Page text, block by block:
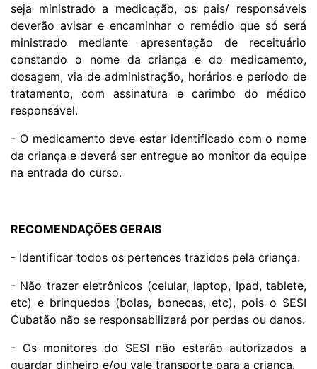
seja ministrado a medicação, os pais/ responsáveis
deverão avisar e encaminhar o remédio que só será
ministrado mediante apresentação de receituário
constando o nome da criança e do medicamento,
dosagem, via de administração, horários e período de
tratamento, com assinatura e carimbo do médico
responsável.
- O medicamento deve estar identificado com o nome
da criança e deverá ser entregue ao monitor da equipe
na entrada do curso.
RECOMENDAÇÕES GERAIS
- Identificar todos os pertences trazidos pela criança.
- Não trazer eletrônicos (celular, laptop, Ipad, tablete,
etc) e brinquedos (bolas, bonecas, etc), pois o SESI
Cubatão não se responsabilizará por perdas ou danos.
- Os monitores do SESI não estarão autorizados a
guardar dinheiro e/ou vale transporte para a criança.